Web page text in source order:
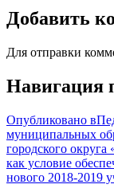
Добавить
Для отправки
Навигация
Опубликовано в
муниципальных
городского округа
как условие
нового 2018-2019